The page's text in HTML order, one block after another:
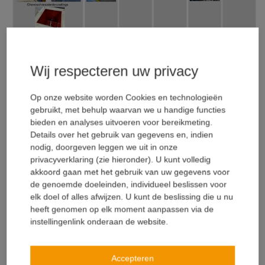
verlengde levensduur
betonherstel en bescherming er dan uit in 3 stappen? In eerste
plaats zal de blootliggende wapening behandeld moeten worden
met een corrosiebescherming, daarna zal het betonherstel
plaatsvinden met betonreparatiemortels, waarop dan uiteindelijk
een gepast beschermingssysteem zal worden
aangebracht. Speciale technieken zoals, scheurinjecties,
verankering van wapeningsstaven, opgelijmde wapening en
kathodische bescherming, laten we buiten beschouwing.
Corrosiebescherming wapening
Corrosiebescherming van de wapening wordt meestal uitgevoerd
gebaseerde materialen met speciale corrosie werende additieven
Wij respecteren uw privacy
Op onze website worden Cookies en technologieën
gebruikt, met behulp waarvan we u handige functies
bieden en analyses uitvoeren voor bereikmeting.
Details over het gebruik van gegevens en, indien
nodig, doorgeven leggen we uit in onze
privacyverklaring (zie hieronder). U kunt volledig
akkoord gaan met het gebruik van uw gegevens voor
de genoemde doeleinden, individueel beslissen voor
elk doel of alles afwijzen. U kunt de beslissing die u nu
heeft genomen op elk moment aanpassen via de
instellingenlink onderaan de website.
Accepteren